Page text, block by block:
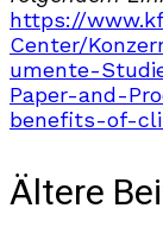
https://
Center/
umente-
Paper-and-
benefits-of-
Ältere